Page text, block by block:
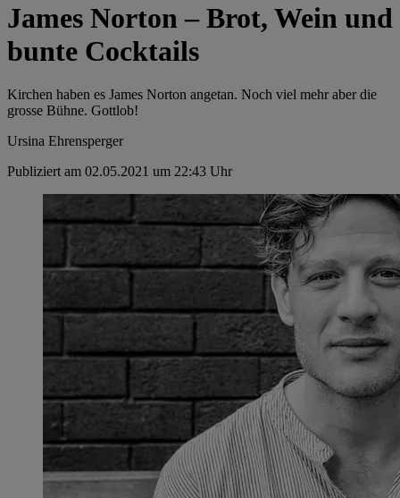
James Norton – Brot, Wein und
bunte Cocktails
Kirchen haben es James Norton angetan. Noch viel mehr aber die
grosse Bühne. Gottlob!
Ursina Ehrensperger
Publiziert am 02.05.2021 um 22:43 Uhr